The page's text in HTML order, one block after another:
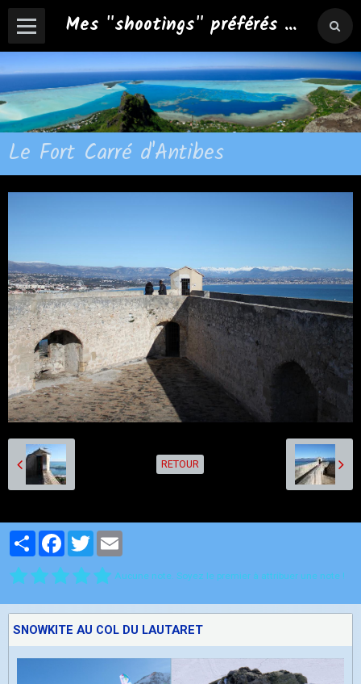
Mes "shootings" préférés ...
Le Fort Carré d'Antibes
RETOUR
PartagerFacebook
Twitter
Aucune note. Soyez le premier à attribuer une note !
SNOWKITE AU COL DU LAUTARET